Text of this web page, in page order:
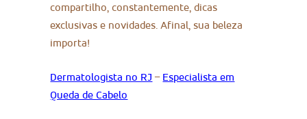
compartilho, constantemente, dicas
exclusivas e novidades. Afinal, sua beleza
importa!
Dermatologista no RJ – Especialista em
Queda de Cabelo